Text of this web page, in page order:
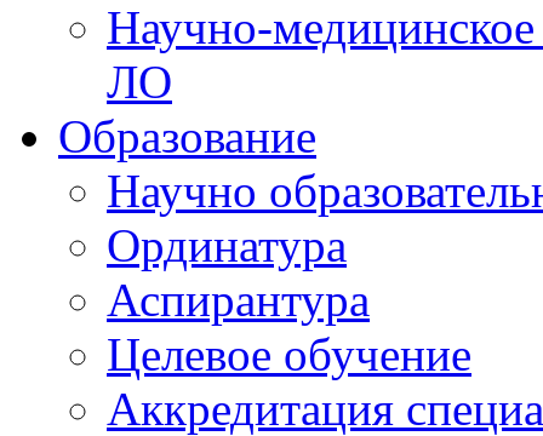
Научно-
ЛО
Образование
Научно
Ординатура
Аспирантура
Целевое обучение
Аккредитация